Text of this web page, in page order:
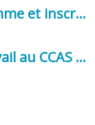
Tribu de Nava – programme et inscriptions été 2026
Permanence France Travail au CCAS de Saujon Juin 2026